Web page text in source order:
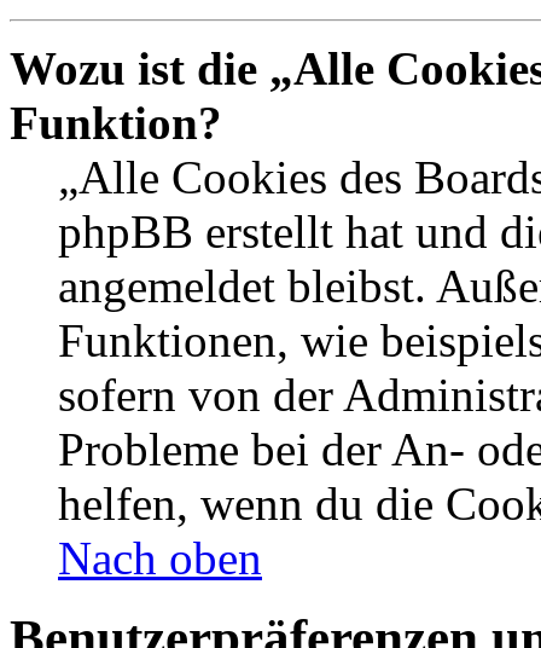
Wozu ist die „Alle
Funktion?
„Alle Cookies des
phpBB erstellt hat und
angemeldet bleibst.
Funktionen, wie
sofern von der
Probleme bei der An-
helfen, wenn du die
Nach oben